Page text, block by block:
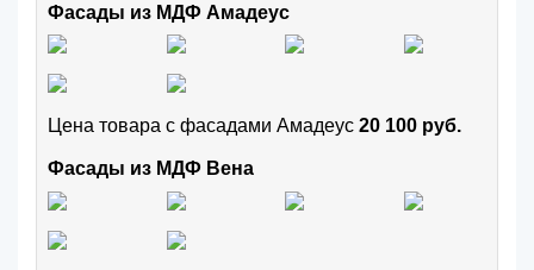
Фасады из МДФ Амадеус
Цена товара с фасадами Амадеус 20 100 руб.
Фасады из МДФ Вена